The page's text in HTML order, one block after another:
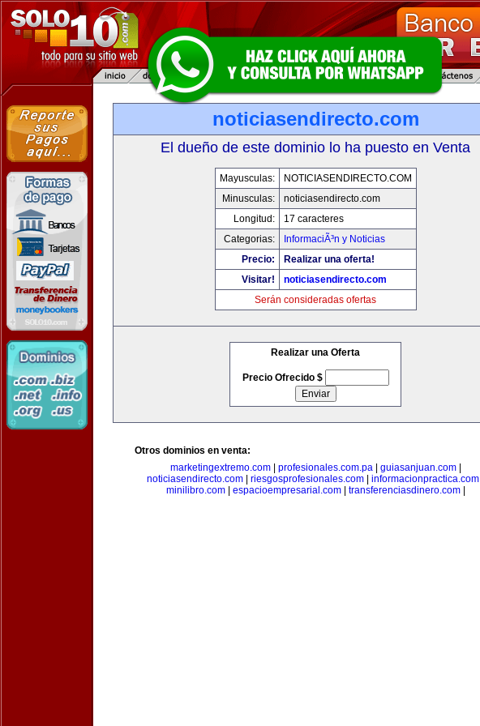
noticiasendirecto.com
El dueño de este dominio lo ha puesto en Venta
Mayusculas:
NOTICIASENDIRECTO.COM
Minusculas:
noticiasendirecto.com
Longitud:
17 caracteres
Categorias:
InformaciÃ³n y Noticias
Precio:
Realizar una oferta!
Visitar!
noticiasendirecto.com
Serán consideradas ofertas
Realizar una Oferta
Precio Ofrecido $
Otros dominios en venta:
marketingextremo.com| profesionales.com.pa| guiasanjuan.com|
noticiasendirecto.com
riesgosprofesionales.com informacionpractica.com
minilibro.com| espacioempresarial.com| transferenciasdinero.com|